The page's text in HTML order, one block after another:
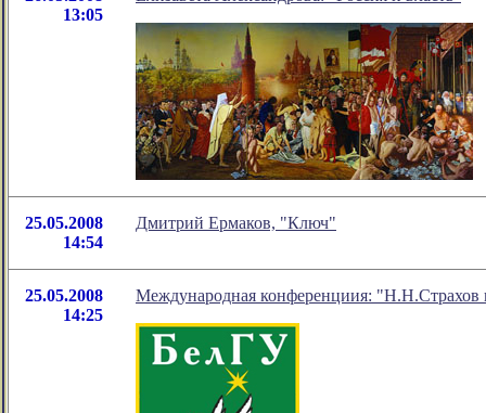
13:05
25.05.2008
14:54
Дмитрий Ермаков, "Ключ"
25.05.2008
14:25
Международная конференциия: "Н.Н.Страхов